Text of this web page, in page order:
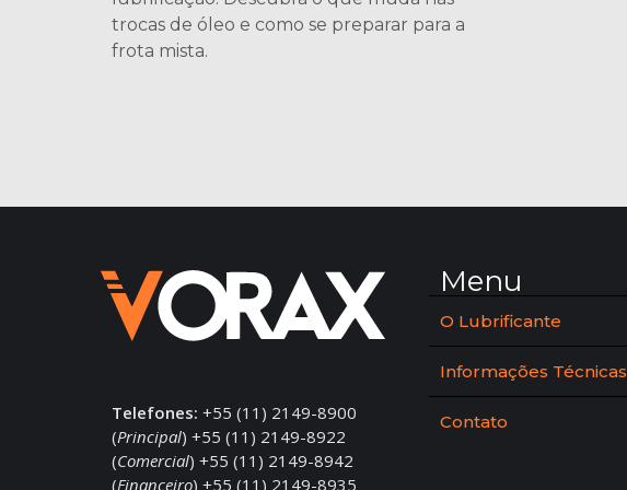
trocas de óleo e como se preparar para a
frota mista.
Telefones: +55 (11) 2149-8900
(Principal) +55 (11) 2149-8922
(Comercial) +55 (11) 2149-8942
(Financeiro) +55 (11) 2149-8935
Menu
O Lubrificante
Informações Técnicas
Contato